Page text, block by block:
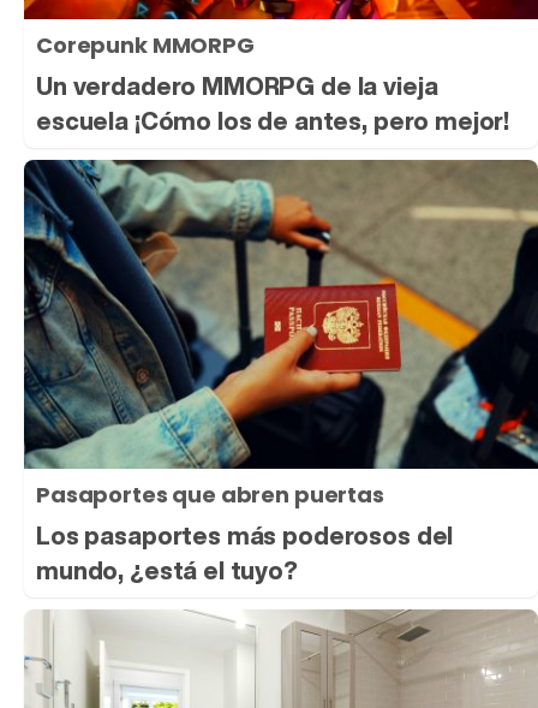
Tráiler 'Do Not Enter' (2026)
Corepunk MMORPG
Un verdadero MMORPG de la vieja
escuela ¡Cómo los de antes, pero mejor!
Pasaportes que abren puertas
Los pasaportes más poderosos del
mundo, ¿está el tuyo?